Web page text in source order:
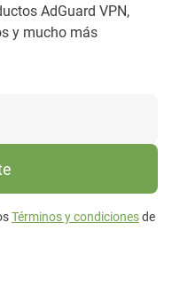
AdGuard VPN,
y mucho más
Términos y condicionesde